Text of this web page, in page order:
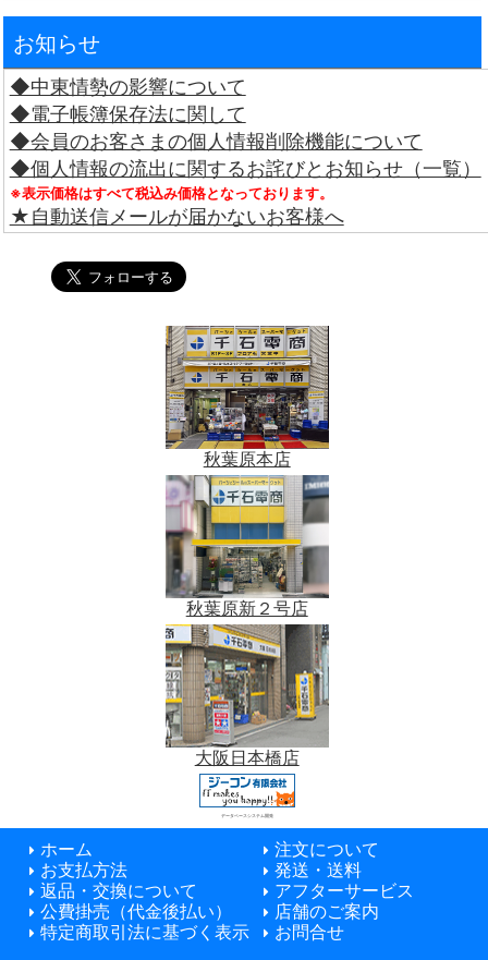
お知らせ
◆中東情勢の影響について
◆電子帳簿保存法に関して
◆会員のお客さまの個人情報削除機能について
◆個人情報の流出に関するお詫びとお知らせ（一覧）
※表示価格はすべて税込み価格となっております。
★自動送信メールが届かないお客様へ
秋葉原本店
秋葉原新２号店
大阪日本橋店
データベースシステム開発
ホーム
注文について
お支払方法
発送・送料
返品・交換について
アフターサービス
公費掛売（代金後払い）
店舗のご案内
特定商取引法に基づく表示
お問合せ